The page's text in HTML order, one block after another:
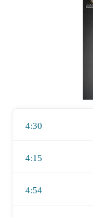
4:30
4:15
4:54